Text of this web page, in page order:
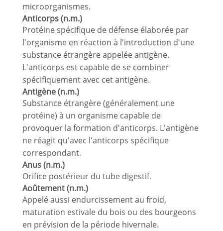
microorganismes.
Anticorps (n.m.)
Protéine spécifique de défense élaborée par
l'organisme en réaction à l'introduction d'une
substance étrangère appelée antigène.
L'anticorps est capable de se combiner
spécifiquement avec cet antigène.
Antigène (n.m.)
Substance étrangère (généralement une
protéine) à un organisme capable de
provoquer la formation d'anticorps. L'antigène
ne réagit qu'avec l'anticorps spécifique
correspondant.
Anus (n.m.)
Orifice postérieur du tube digestif.
Aoûtement (n.m.)
Appelé aussi endurcissement au froid,
maturation estivale du bois ou des bourgeons
en prévision de la période hivernale.